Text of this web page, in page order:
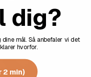
dig?
mål. Så anbefaler vi det
hvorfor.
2 min)